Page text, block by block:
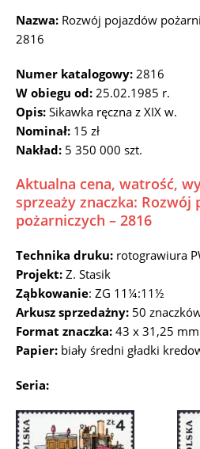
Nazwa: Rozwój pojazdów
2816
Numer katalogowy: 2816
W obiegu od: 25.02.1985 r.
Opis: Sikawka ręczna z XIX w.
Nominał: 15 zł
Nakład: 5 350 000 szt.
Aktualna cena, watrość,
sprzeaży znaczka: Rozwój
pożarniczych – 2816
Technika druku: rotograwiura
Projekt: Z. Stasik
Ząbkowanie: ZG 11¼:11½
Arkusz sprzedażny: 50
Format znaczka: 43 x 31,25 mm
Papier: biały średni gładki
Seria: